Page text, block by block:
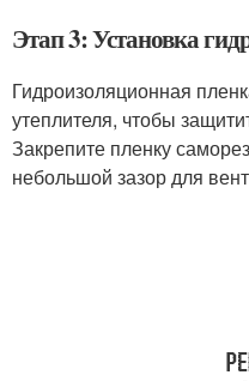
Этап 3: Установка
Гидроизоляционная
утеплителя, чтобы
Закрепите пленку
небольшой зазор для